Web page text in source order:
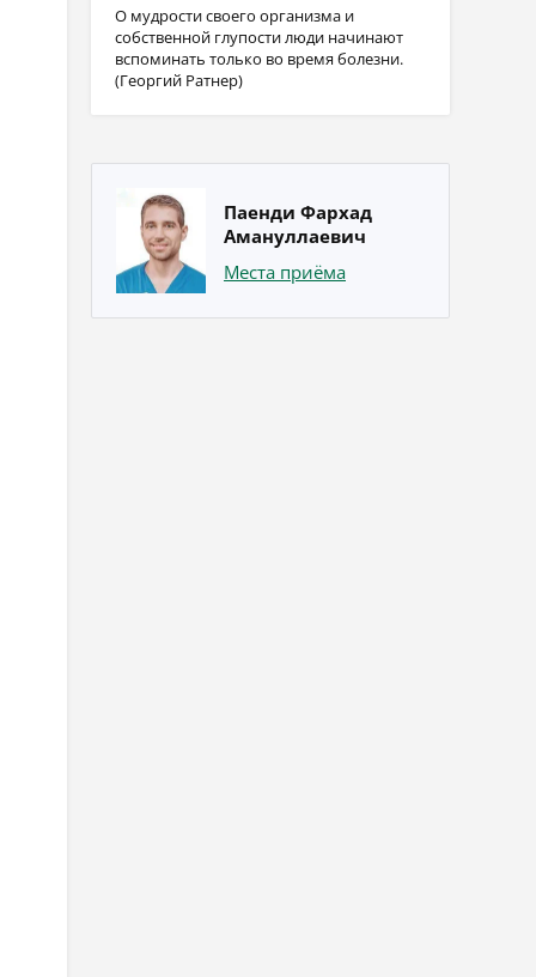
О мудрости своего организма и
собственной глупости люди начинают
вспоминать только во время болезни.
(Георгий Ратнер)
Паенди Фархад
Амануллаевич
Места приёма